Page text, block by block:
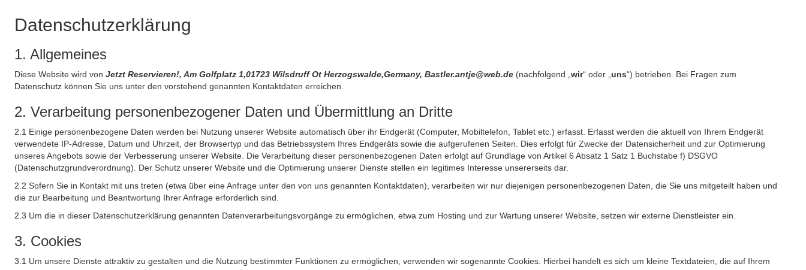
Datenschutzerklärung
1. Allgemeines
Diese Website wird von Jetzt Reservieren!, Am Golfplatz 1,01723 Wilsdruff Ot Herzogswalde,Germany, Bastler.antje@web.de (nachfolgend „ wir“ oder „ uns“) betrieben. Bei Fragen zum
Datenschutz können Sie uns unter den vorstehend genannten Kontaktdaten erreichen.
2. Verarbeitung personenbezogener Daten und Übermittlung an Dritte
2.1 Einige personenbezogene Daten werden bei Nutzung unserer Website automatisch über ihr Endgerät (Computer, Mobiltelefon, Tablet etc.) erfasst. Erfasst werden die aktuell von Ihrem Endgerät
verwendete IP-Adresse, Datum und Uhrzeit, der Browsertyp und das Betriebssystem Ihres Endgeräts sowie die aufgerufenen Seiten. Dies erfolgt für Zwecke der Datensicherheit und zur Optimierung
unseres Angebots sowie der Verbesserung unserer Website. Die Verarbeitung dieser personenbezogenen Daten erfolgt auf Grundlage von Artikel 6 Absatz 1 Satz 1 Buchstabe f) DSGVO
(Datenschutzgrundverordnung). Der Schutz unserer Website und die Optimierung unserer Dienste stellen ein legitimes Interesse unsererseits dar.
2.2 Sofern Sie in Kontakt mit uns treten (etwa über eine Anfrage unter den von uns genannten Kontaktdaten), verarbeiten wir nur diejenigen personenbezogenen Daten, die Sie uns mitgeteilt haben und
die zur Bearbeitung und Beantwortung Ihrer Anfrage erforderlich sind.
2.3 Um die in dieser Datenschutzerklärung genannten Datenverarbeitungsvorgänge zu ermöglichen, etwa zum Hosting und zur Wartung unserer Website, setzen wir externe Dienstleister ein.
3. Cookies
3.1 Um unsere Dienste attraktiv zu gestalten und die Nutzung bestimmter Funktionen zu ermöglichen, verwenden wir sogenannte Cookies. Hierbei handelt es sich um kleine Textdateien, die auf Ihrem